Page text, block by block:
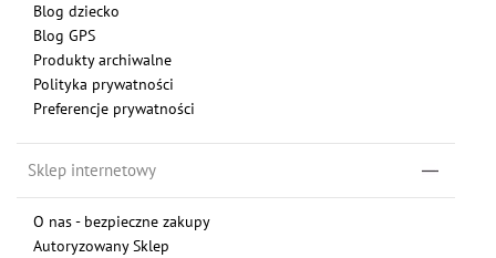
Blog dziecko
Blog GPS
Produkty archiwalne
Polityka prywatności
Preferencje prywatności
Sklep internetowy
O nas - bezpieczne zakupy
Autoryzowany Sklep